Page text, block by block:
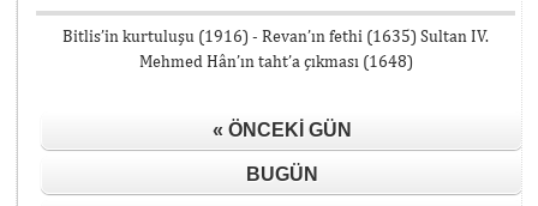
Bitlis’in kurtuluşu (1916) - Revan’ın fethi (1635) Sultan IV.
Mehmed Hân’ın taht’a çıkması (1648)
« ÖNCEKI GÜN
BUGÜN